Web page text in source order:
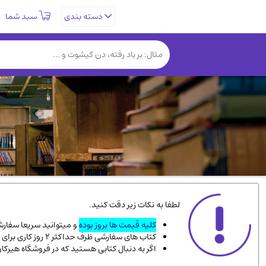
دسته بندی سبد شما
کتب نادر و کمیاب(19)
فلسفه و جامعه شناسی(151)
دانشگاهی و آموزشی(534)
ورزشی و تربیت بدنی
سیاسی(116)
کتاب های مصور رنگی و گلاسه(23)
دایره المعارف و فرهنگ
سینما و فیلم
زندگینامه شهدا
لطفا به نکات زیر دقت کنید.
کلیه قیمت ها بروز بودهو میتوانید سریعا
کتاب های سفارشی ظرف حداکثر 2 روز کاری برای پست پیشتاز، و 3 روز کاری برای پست سفارشی، به دست شما میرسد.
اگر به دنبال کتابی هستید که در فروشگاه